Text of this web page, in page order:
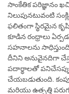
సాంకేతిక పరిజ్ఞానం
నిలుపునటువంటి
ఫలితంగా స్థిరమైన
కూడిన రంధ్రాలు
సహనాలను
దీనిని అనువైనదిగా
పదార్థాలతో
చేయబడుతుంది.
మరియు ఉత్పత్తి